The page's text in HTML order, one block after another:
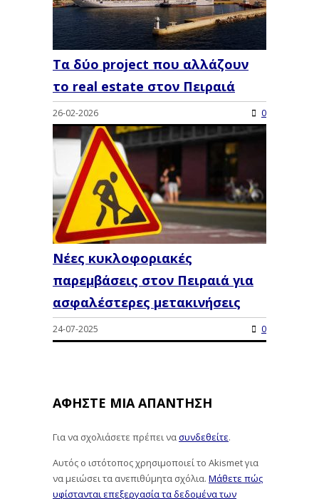
Τα δύο project που αλλάζουν
το real estate στον Πειραιά
26-02-2026 0
Νέες κυκλοφοριακές
παρεμβάσεις στον Πειραιά για
ασφαλέστερες μετακινήσεις
24-07-2025 0
ΑΦΉΣΤΕ ΜΙΑ ΑΠΆΝΤΗΣΗ
Για να σχολιάσετε πρέπει νασυνδεθείτε.
Αυτός ο ιστότοπος χρησιμοποιεί το Akismet για
να μειώσει τα ανεπιθύμητα σχόλια. Μάθετε πώς
υφίστανται επεξεργασία τα δεδομένα των